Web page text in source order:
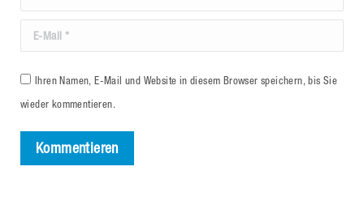
E-Mail *
Ihren Namen, E-Mail und Website in diesem Browser speichern, bis Sie
wieder kommentieren.
Kommentieren